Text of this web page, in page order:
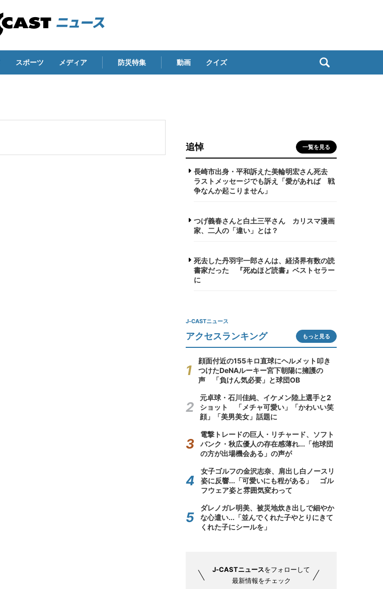
スポーツ メディア 防災特集 動画 クイズ
追悼 一覧を見る
長崎市出身・平和訴えた美輪明宏さん死去
ラストメッセージでも訴え「愛があれば 戦
争なんか起こりません」
つげ義春さんと白土三平さん カリスマ漫画
家、二人の「違い」とは？
死去した丹羽宇一郎さんは、経済界有数の読
書家だった 『死ぬほど読書』ベストセラー
に
J-CASTニュース
アクセスランキング もっと見る
顔面付近の155キロ直球にヘルメット叩き
つけたDeNAルーキー宮下朝陽に擁護の
声 「負けん気必要」と球団OB
元卓球・石川佳純、イケメン陸上選手と2
ショット 「メチャ可愛い」「かわいい笑
顔」「美男美女」話題に
電撃トレードの巨人・リチャード、ソフト
バンク・秋広優人の存在感薄れ...「他球団
の方が出場機会ある」の声が
女子ゴルフの金沢志奈、肩出し白ノースリ
姿に反響...「可愛いにも程がある」 ゴル
フウェア姿と雰囲気変わって
ダレノガレ明美、被災地炊き出しで細やか
な心遣い...「並んでくれた子やとりにきて
くれた子にシールを」
J-CASTニュースをフォローして
最新情報をチェック